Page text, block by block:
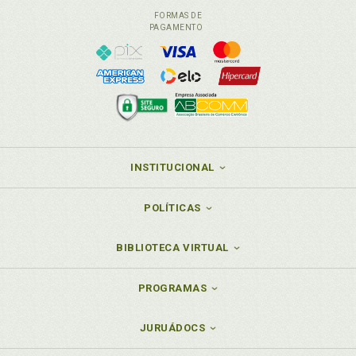
para o processo penal?, p. 199
Processo. Comunicação processual no sistema
francês: retratos para uma reflexão comparada, p.
Processo. Pena e processo: "fenômenos de
comunicação"?, p. 43
limite às "cerimônias perigosas" no processo comum
R
comunicacional de Habermas, p. 81
Razão instrumental na instrução criminal?, p. 135
FORMAS DE
PAGAMENTO
INSTITUCIONAL
POLÍTICAS
BIBLIOTECA VIRTUAL
PROGRAMAS
JURUÁDOCS